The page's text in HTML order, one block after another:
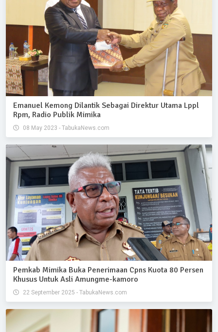
Emanuel Kemong Dilantik Sebagai Direktur Utama Lppl
Rpm, Radio Publik Mimika
08 May 2023 - TabukaNews.com
Pemkab Mimika Buka Penerimaan Cpns Kuota 80 Persen
Khusus Untuk Asli Amungme-kamoro
22 September 2025 - TabukaNews.com